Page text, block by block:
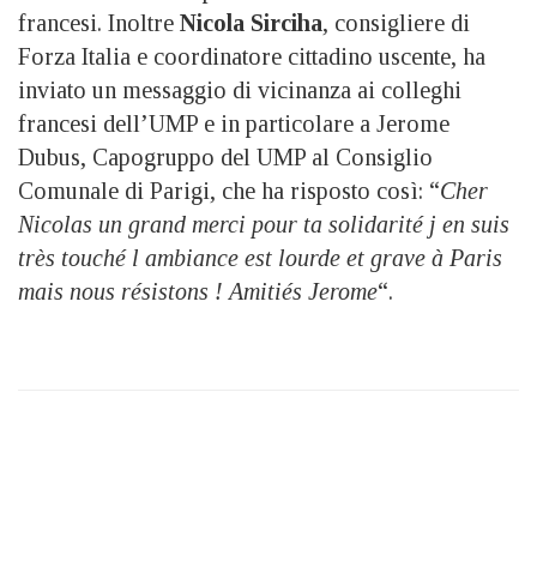
francesi. Inoltre Nicola Sirciha, consigliere di
Forza Italia e coordinatore cittadino uscente, ha
inviato un messaggio di vicinanza ai colleghi
francesi dell’UMP e in particolare a Jerome
Dubus, Capogruppo del UMP al Consiglio
Comunale di Parigi, che ha risposto così: “Cher
Nicolas un grand merci pour ta solidarité j en suis
très touché l ambiance est lourde et grave à Paris
mais nous résistons ! Amitiés Jerome“.